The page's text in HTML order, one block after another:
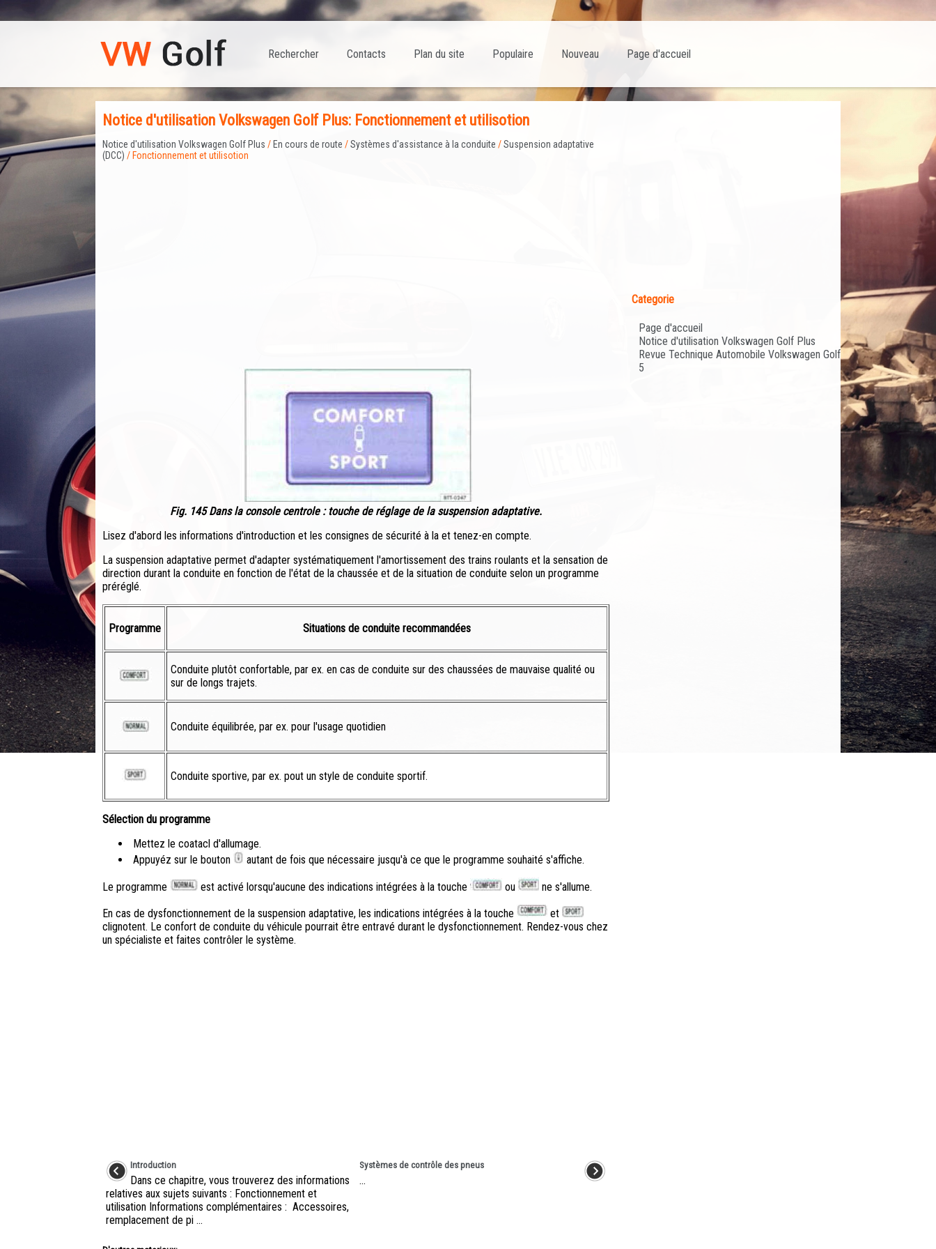
Page d'accueil
Nouveau
Populaire
Plan du site
Contacts
Rechercher
Notice d'utilisation Volkswagen Golf Plus: Fonctionnement et utilisotion
Notice d'utilisation Volkswagen Golf Plus / En cours de route /Systèmes d'assistance à la conduite /Suspension adaptative
(DCC) / Fonctionnement et utilisotion
Fig. 145 Dans la console centrole : touche de réglage de la suspension adaptative.
Lisez d'abord les informations d'introduction et les consignes de sécurité à la et tenez-en compte.
La suspension adaptative permet d'adapter systématiquement l'amortissement des trains roulants et la sensation de
direction durant la conduite en fonction de l'état de la chaussée et de la situation de conduite selon un programme
préréglé.
Programme Situations de conduite recommandées
Conduite plutôt confortable, par ex. en cas de conduite sur des chaussées de mauvaise qualité ou
sur de longs trajets.
Conduite équilibrée, par ex. pour l'usage quotidien
Conduite sportive, par ex. pout un style de conduite sportif.
Sélection du programme
Mettez le coatacl d'allumage.
Appuyéz sur le bouton
autant de fois que nécessaire jusqu'à ce que le programme souhaité s'affiche.
Le programme est activé lorsqu'aucune des indications intégrées à la touche ou
ne s'allume.
En cas de dysfonctionnement de la suspension adaptative, les indications intégrées à la touche
et
clignotent. Le confort de conduite du véhicule pourrait être entravé durant le dysfonctionnement. Rendez-vous chez
un spécialiste et faites contrôler le système.
Introduction
Dans ce chapitre, vous trouverez des informations
relatives aux sujets suivants : Fonctionnement et
utilisation Informations complémentaires : Accessoires,
remplacement de pi ...
Systèmes de contrôle des pneus
...
Categorie
Page d'accueil
Notice d'utilisation Volkswagen Golf Plus
Revue Technique Automobile Volkswagen Golf
5